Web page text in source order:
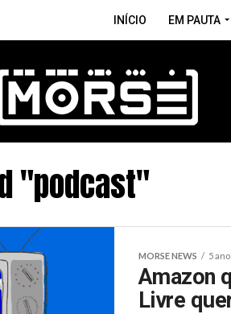
INÍCIO EM PAUTA
"podcast"
MORSE NEWS 5
Amazon
Livre